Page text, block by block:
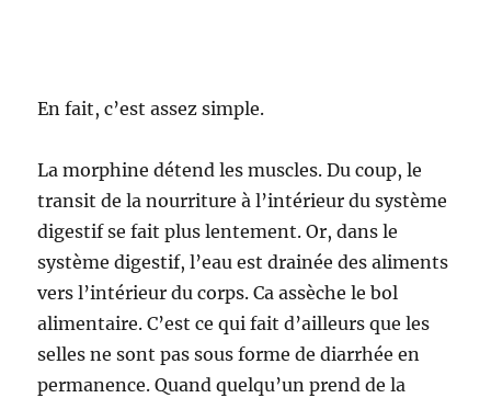
En fait, c’est assez simple.
La morphine détend les muscles. Du coup, le
transit de la nourriture à l’intérieur du système
digestif se fait plus lentement. Or, dans le
système digestif, l’eau est drainée des aliments
vers l’intérieur du corps. Ca assèche le bol
alimentaire. C’est ce qui fait d’ailleurs que les
selles ne sont pas sous forme de diarrhée en
permanence. Quand quelqu’un prend de la